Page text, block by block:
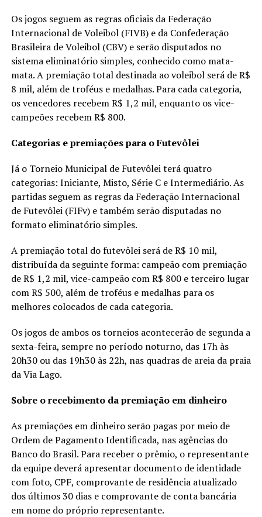
Os jogos seguem as regras oficiais da Federação
Internacional de Voleibol (FIVB) e da Confederação
Brasileira de Voleibol (CBV) e serão disputados no
sistema eliminatório simples, conhecido como mata-
mata. A premiação total destinada ao voleibol será de R$
8 mil, além de troféus e medalhas. Para cada categoria,
os vencedores recebem R$ 1,2 mil, enquanto os vice-
campeões recebem R$ 800.
Categorias e premiações para o Futevôlei
Já o Torneio Municipal de Futevôlei terá quatro
categorias: Iniciante, Misto, Série C e Intermediário. As
partidas seguem as regras da Federação Internacional
de Futevôlei (FIFv) e também serão disputadas no
formato eliminatório simples.
A premiação total do futevôlei será de R$ 10 mil,
distribuída da seguinte forma: campeão com premiação
de R$ 1,2 mil, vice-campeão com R$ 800 e terceiro lugar
com R$ 500, além de troféus e medalhas para os
melhores colocados de cada categoria.
Os jogos de ambos os torneios acontecerão de segunda a
sexta-feira, sempre no período noturno, das 17h às
20h30 ou das 19h30 às 22h, nas quadras de areia da praia
da Via Lago.
Sobre o recebimento da premiação em dinheiro
As premiações em dinheiro serão pagas por meio de
Ordem de Pagamento Identificada, nas agências do
Banco do Brasil. Para receber o prêmio, o representante
da equipe deverá apresentar documento de identidade
com foto, CPF, comprovante de residência atualizado
dos últimos 30 dias e comprovante de conta bancária
em nome do próprio representante.